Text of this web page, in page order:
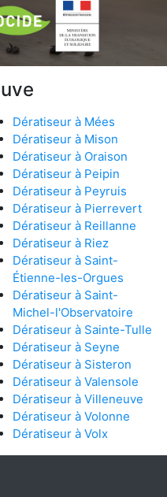
Dératiseur à Mées
Dératiseur à Mison
Dératiseur à Oraison
Dératiseur à Peipin
Dératiseur à Peyruis
Dératiseur à Pierrevert
Dératiseur à Reillanne
Dératiseur à Riez
Dératiseur à Saint-
Étienne-les-Orgues
Dératiseur à Saint-
Michel-l'Observatoire
Dératiseur à Sainte-Tulle
Dératiseur à Seyne
Dératiseur à Sisteron
Dératiseur à Valensole
Dératiseur à Villeneuve
Dératiseur à Volonne
Dératiseur à Volx